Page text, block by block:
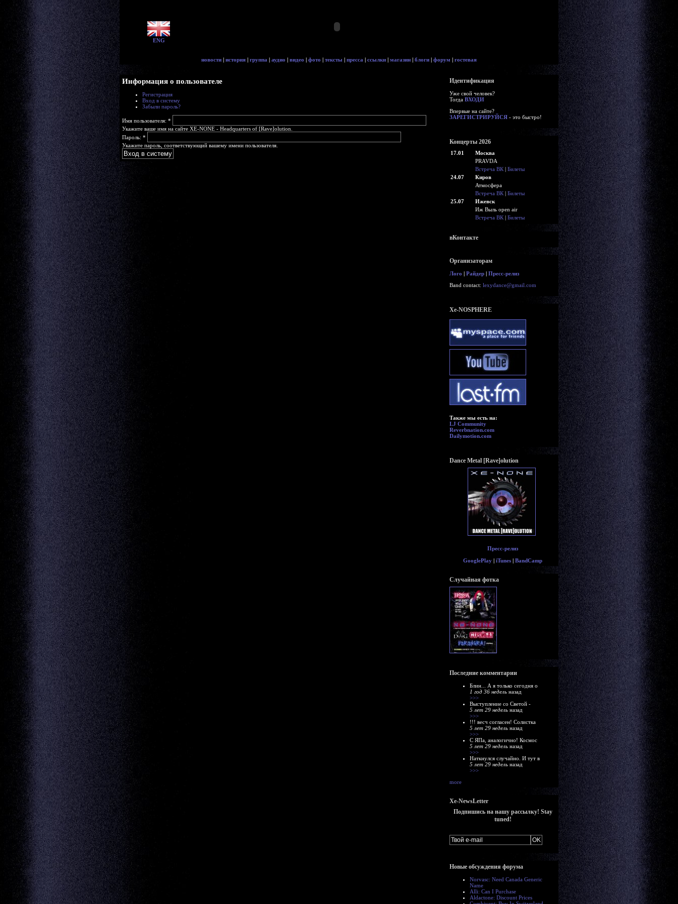
ENG
новости | история | группа | аудио | видео | фото | тексты | пресса | ссылки | магазин | блоги | форум | гостевая
Информация о пользователе
Регистрация
Вход в систему
Забыли пароль?
Имя пользователя: *
Укажите ваше имя на сайте XE-NONE - Headquarters of [Rave]olution.
Пароль: *
Укажите пароль, соответствующий вашему имени пользователя.
Идентификация
Уже свой человек?
Тогда ВХОДИ
Впервые на сайте?
ЗАРЕГИСТРИРУЙСЯ - это быстро!
Концерты 2026
17.01
Москва
PRAVDA
Встреча ВК | Билеты
24.07
Киров
Атмосфера
Встреча ВК | Билеты
25.07
Ижевск
Иж Выль open air
Встреча ВК | Билеты
вКонтакте
Организаторам
Лого | Райдер | Пресс-релиз
Band contact: lexydance@gmail.com
Xe-NOSPHERE
Также мы есть на:
LJ Community
Reverbnation.com
Dailymotion.com
Dance Metal [Rave]olution
Пресс-релиз
GooglePlay | iTunes | BandCamp
Случайная фотка
Последние комментарии
Блин... А я только сегодня о
1 год 36 недель назад
>>>
Выступление со Светой -
5 лет 29 недель назад
>>>
!!! весч согласен! Солистка
5 лет 29 недель назад
>>>
С ЯПа, аналогично! Космос
5 лет 29 недель назад
>>>
Наткнулся случайно. И тут в
5 лет 29 недель назад
>>>
more
Xe-NewsLetter
Подпишись на нашу рассылку! Stay
tuned!
Новые обсуждения форума
Norvasc: Need Canada Generic
Name
Alli: Can I Purchase
Aldactone: Discount Prices